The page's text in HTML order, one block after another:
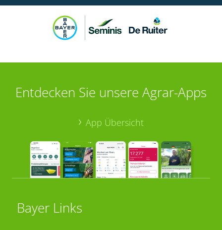
Entdecken Sie unsere Agrar-Apps
App Übersicht
Bayer Links